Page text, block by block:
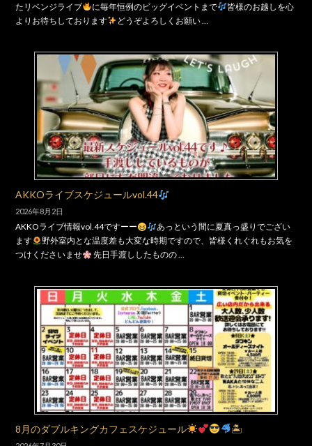
たリベンジライブ
に毎年恒例のビッグイベントまで
皆様のお越しを心
よりお待ちしております
どうぞよろしくお願い …
AKKOライブスケジュールvol.44
2026年8月2日
AKKOライブ情報vol.44ですーー
あっという間に夏真っ盛りでござい
ます
野外室内とな温度差も大変な時期ですので、皆様くれぐれもお気を
つけくださいませ
先日手渡ししたものの …
8月のダブルキングカフェスケジュール 🏝